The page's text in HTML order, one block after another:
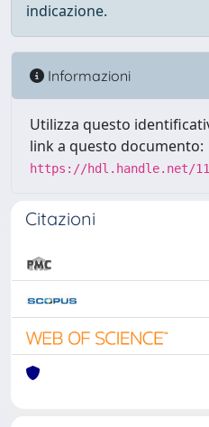
indicazione.
Informazioni
Utilizza questo
link a questo documento:
https://hdl.handle.net/
Citazioni